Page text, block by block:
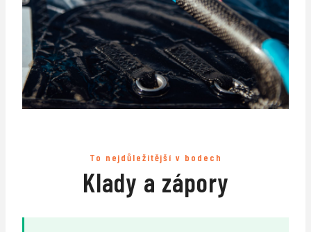
To nejdůležitější v bodech
Klady a zápory